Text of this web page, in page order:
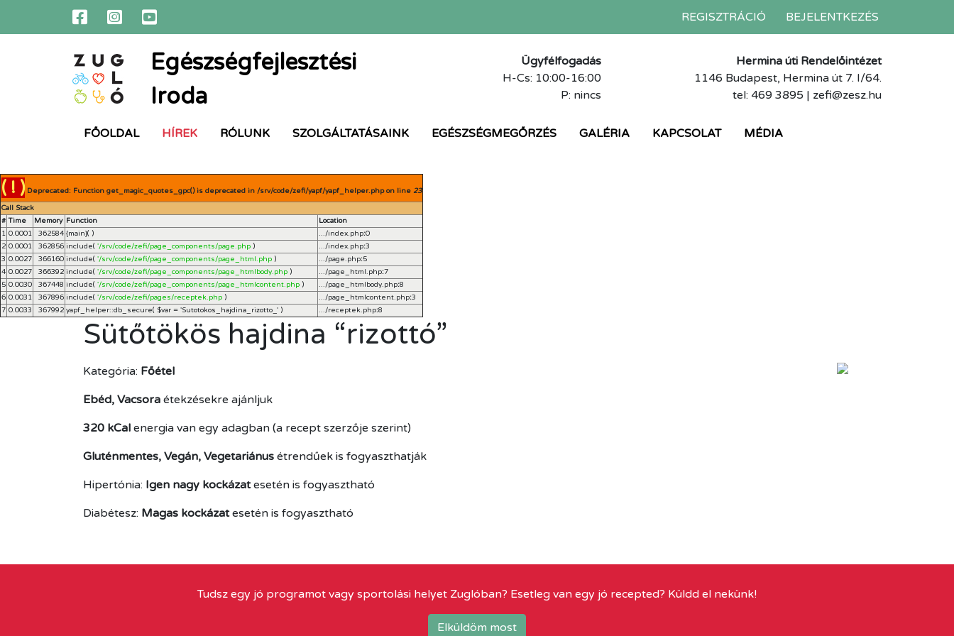
REGISZTRÁCIÓ BEJELENTKEZÉS
Egészségfejlesztési
Iroda
Ügyfélfogadás
H-Cs: 10:00-16:00
P: nincs
Hermina úti Rendelőintézet
1146 Budapest, Hermina út 7. I/64.
tel: 469 3895 | zefi@zesz.hu
FŐOLDAL HÍREK RÓLUNK SZOLGÁLTATÁSAINK EGÉSZSÉGMEGŐRZÉS GALÉRIA KAPCSOLAT MÉDIA
( ! ) Deprecated: Function get_magic_quotes_gpc() is deprecated in /srv/code/zefi/yapf/yapf_helper.php on line 23
Call Stack
# Time Memory Function
Location
1 0.0001 362584 {main}( ) .../index.php:0
2 0.0001 362856 include( '/srv/code/zefi/page_components/page.php ) .../index.php:3
3 0.0027 366160 include( '/srv/code/zefi/page_components/page_html.php ) .../page.php:5
4 0.0027 366392 include( '/srv/code/zefi/page_components/page_htmlbody.php ) .../page_html.php:7
5 0.0030 367448 include( '/srv/code/zefi/page_components/page_htmlcontent.php ) .../page_htmlbody.php:8
6 0.0031 367896 include( '/srv/code/zefi/pages/receptek.php ) .../page_htmlcontent.php:3
7 0.0033 367992 yapf_helper::db_secure( $var = 'Sutotokos_hajdina_rizotto_' ) .../receptek.php:8
Sütőtökös hajdina “rizottó”
Kategória: Főétel
Ebéd, Vacsora étekzésekre ajánljuk
320 kCal energia van egy adagban (a recept szerzője szerint)
Gluténmentes, Vegán, Vegetariánus étrendűek is fogyaszthatják
Hipertónia: Igen nagy kockázatesetén is fogyasztható
Diabétesz: Magas kockázatesetén is fogyasztható
Tudsz egy jó programot vagy sportolási helyet Zuglóban? Esetleg van egy jó recepted? Küldd el nekünk!
Elküldöm most